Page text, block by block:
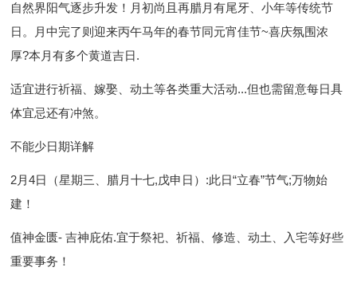
自然界阳气逐步升发！月初尚且再腊月有尾牙、小年等传统节
日。月中完了则迎来丙午马年的春节同元宵佳节~喜庆氛围浓
厚?本月有多个黄道吉日.
适宜进行祈福、嫁娶、动土等各类重大活动...但也需留意每日具
体宜忌还有冲煞。
不能少日期详解
2月4日（星期三、腊月十七,戊申日） :此日“立春”节气;万物始
建！
值神金匮- 吉神庇佑.宜于祭祀、祈福、修造、动土、入宅等好些
重要事务！